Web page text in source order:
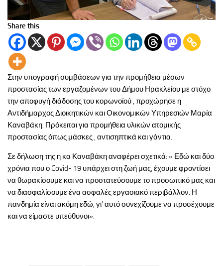
Share this
Στην υπογραφή συμβάσεων για την προμήθεια μέσων
προστασίας των εργαζομένων του Δήμου Ηρακλείου με στόχο
την αποφυγή διάδοσης του κορωνοϊού , προχώρησε η
Αντιδήμαρχος Διοικητικών και Οικονομικών Υπηρεσιών Μαρία
Καναβάκη. Πρόκειται για προμήθεια υλικών ατομικής
προστασίας όπως μάσκες , αντισηπτικά και γάντια.
Σε δήλωση της η κα Καναβάκη αναφέρει σχετικά: « Εδώ και δύο
χρόνια που ο Covid- 19 υπάρχει στη ζωή μας, έχουμε φροντίσει
να θωρακίσουμε και να προστατεύσουμε το προσωπικό μας και
να διασφαλίσουμε ένα ασφαλές εργασιακό περιβάλλον. Η
πανδημία είναι ακόμη εδώ, γι’ αυτό συνεχίζουμε να προσέχουμε
και να είμαστε υπεύθυνοι».